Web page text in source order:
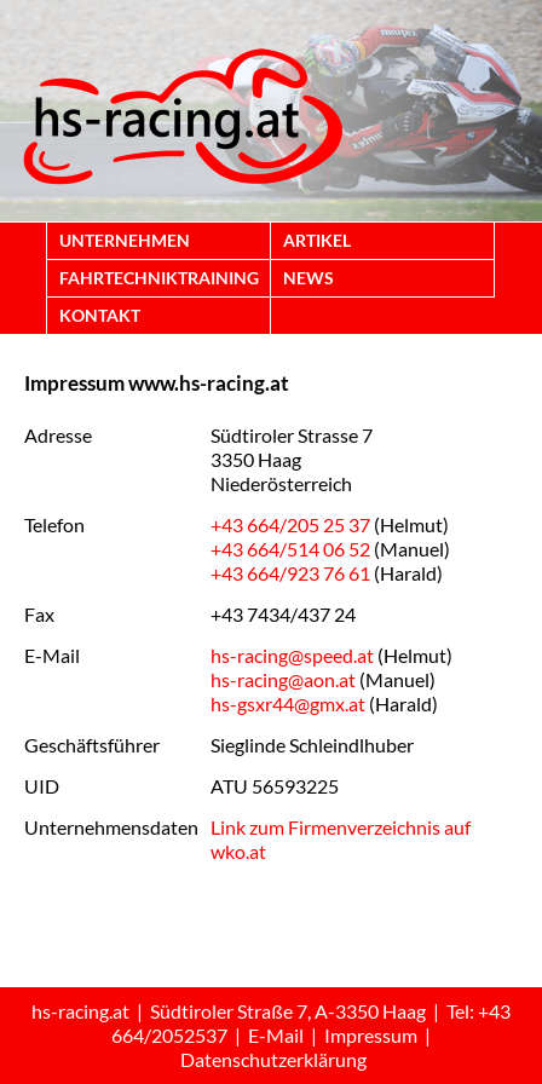
UNTERNEHMEN
ARTIKEL
FAHRTECHNIKTRAINING
NEWS
KONTAKT
Impressum www.hs-racing.at
Adresse
Südtiroler Strasse 7
3350 Haag
Niederösterreich
Telefon
+43 664/205 25 37 (Helmut)
+43 664/514 06 52 (Manuel)
+43 664/923 76 61 (Harald)
Fax
+43 7434/437 24
E-Mail
hs-racing@speed.at (Helmut)
hs-racing@aon.at (Manuel)
hs-gsxr44@gmx.at (Harald)
Geschäftsführer
Sieglinde Schleindlhuber
UID
ATU 56593225
Unternehmensdaten
Link zum Firmenverzeichnis auf
wko.at
hs-racing.at | Südtiroler Straße 7, A-3350 Haag | Tel: +43
664/2052537 | E-Mail | Impressum |
Datenschutzerklärung